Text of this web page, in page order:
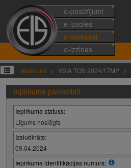
e-pasūtījumi
e-izsoles
e-konkursi
e-izziņas
Iepirkumi VSIA TOS 2024/17MP
Iepirkuma pamatdati
Iepirkuma statuss:
Līgums noslēgts
Izsludināts:
09.04.2024
Iepirkuma identifikācijas numurs: